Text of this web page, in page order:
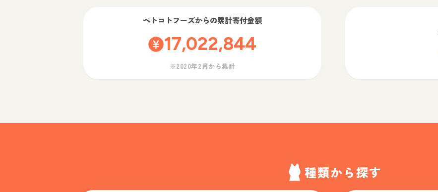
ペトコトフーズからの累計寄付金額
17,022,844
※2020年2月から集計
種類から探す